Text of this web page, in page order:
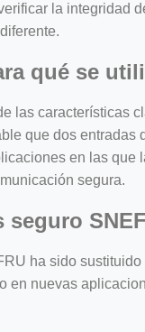
scrap-shredder-
la integridad
qué se
las características
que dos entradas
en las que
segura.
seguro
ha sido
en nuevas